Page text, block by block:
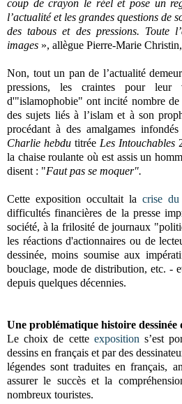
coup de crayon le réel et pose un
l’actualité et les grandes questions de
des tabous et des pressions. Toute
images », allègue Pierre-Marie
Non, tout un pan de l’actualité
pressions, les craintes pour
d'"islamophobie" ont incité nombre de
des sujets liés à l’islam et à son
procédant à des amalgames
Charlie hebdu titrée Les Intouchables
la chaise roulante où est assis un
disent : "Faut pas se moquer".
Cette exposition occultait la crise du
difficultés financières de la presse
société, à la frilosité de journaux
les réactions d'actionnaires ou de
dessinée, moins soumise aux
bouclage, mode de distribution, etc. -
depuis quelques décennies.
Une problématique histoire dessinée
Le choix de cette exposition s’est
dessins en français et par des
légendes sont traduites en français,
assurer le succès et la
nombreux touristes.